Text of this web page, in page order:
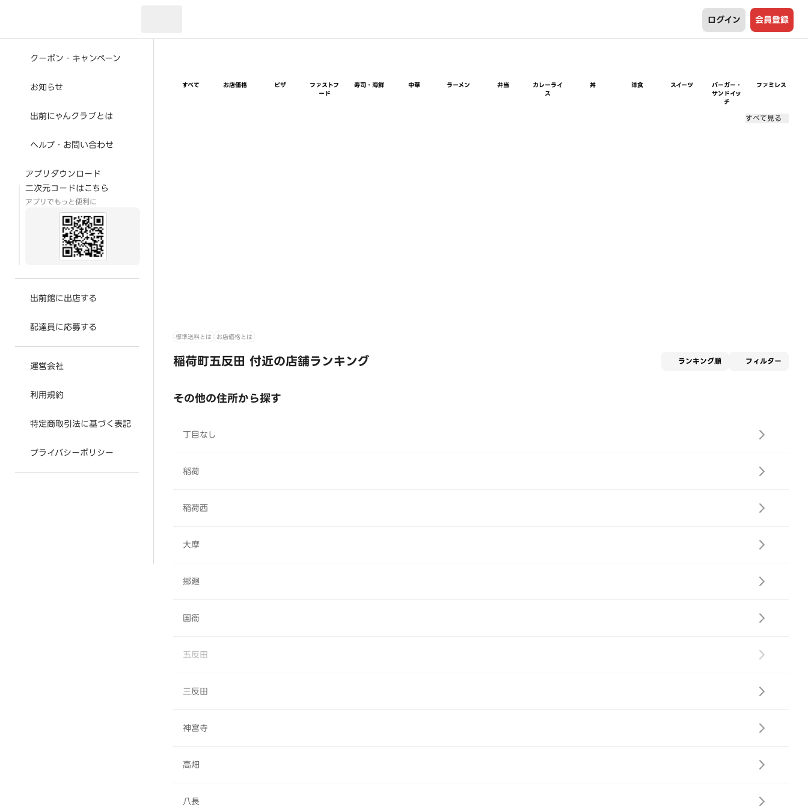
ログイン 会員登録
クーポン・キャンペーン
お知らせ
出前にゃんクラブとは
ヘルプ・お問い合わせ
アプリダウンロード
二次元コードはこちら
アプリでもっと便利に
出前館に出店する
配達員に応募する
運営会社
利用規約
特定商取引法に基づく表記
プライバシーポリシー
すべて お店価格 ピザ
ファストフ
ード
寿司・海鮮 中華 ラーメン 弁当
カレーライ
ス
丼 洋食 スイーツ
バーガー・
サンドイッ
チ
ファミレス
すべて見る
標準送料とは お店価格とは
稲荷町五反田 付近の店舗ランキング ランキング順 フィルター
その他の住所から探す
丁目なし
稲荷
稲荷西
大摩
郷廻
国衙
五反田
三反田
神宮寺
高畑
八長